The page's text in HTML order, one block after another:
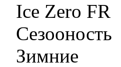
Ice Zero FR
Сезооность
Зимние